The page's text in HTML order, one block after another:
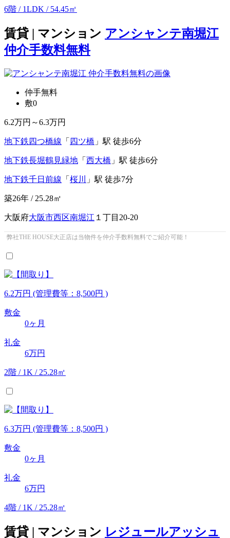
6階 / 1LDK / 54.45㎡
賃貸 | マンション アンシャンテ南堀江
仲介手数料無料
仲手無料
敷0
6.2万円～6.3万円
地下鉄四つ橋線 「 四ツ橋 」駅 徒歩6分
地下鉄長堀鶴見緑地 「 西大橋 」駅 徒歩6分
地下鉄千日前線 「 桜川 」駅 徒歩7分
築26年 / 25.28㎡
大阪府大阪市西区南堀江 １丁目20-20
弊社THE HOUSE大正店は当物件を仲介手数料無料でご紹介可能！
6.2万円 (管理費等：8,500円 )
敷金
0ヶ月
礼金
6万円
2階 / 1K / 25.28㎡
6.3万円 (管理費等：8,500円 )
敷金
0ヶ月
礼金
6万円
4階 / 1K / 25.28㎡
賃貸 | マンション レジュールアッシュ